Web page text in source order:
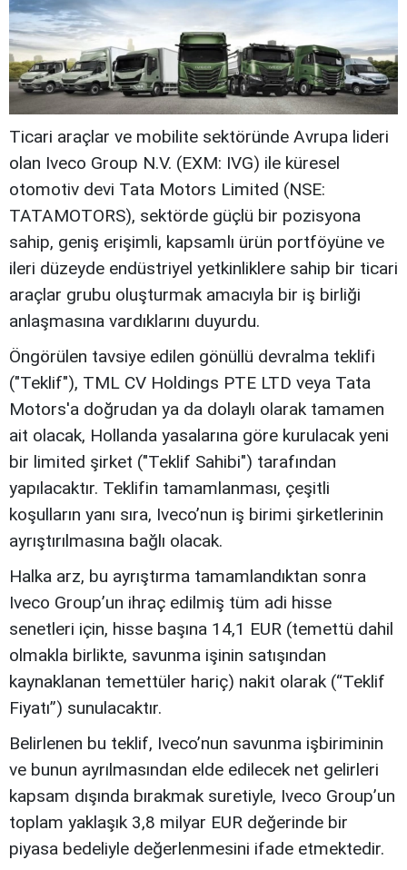
Ticari araçlar ve mobilite sektöründe Avrupa lideri
olan Iveco Group N.V. (EXM: IVG) ile küresel
otomotiv devi Tata Motors Limited (NSE:
TATAMOTORS), sektörde güçlü bir pozisyona
sahip, geniş erişimli, kapsamlı ürün portföyüne ve
ileri düzeyde endüstriyel yetkinliklere sahip bir ticari
araçlar grubu oluşturmak amacıyla bir iş birliği
anlaşmasına vardıklarını duyurdu.
Öngörülen tavsiye edilen gönüllü devralma teklifi
("Teklif"), TML CV Holdings PTE LTD veya Tata
Motors'a doğrudan ya da dolaylı olarak tamamen
ait olacak, Hollanda yasalarına göre kurulacak yeni
bir limited şirket ("Teklif Sahibi") tarafından
yapılacaktır. Teklifin tamamlanması, çeşitli
koşulların yanı sıra, Iveco’nun iş birimi şirketlerinin
ayrıştırılmasına bağlı olacak.
Halka arz, bu ayrıştırma tamamlandıktan sonra
Iveco Group’un ihraç edilmiş tüm adi hisse
senetleri için, hisse başına 14,1 EUR (temettü dahil
olmakla birlikte, savunma işinin satışından
kaynaklanan temettüler hariç) nakit olarak (“Teklif
Fiyatı”) sunulacaktır.
Belirlenen bu teklif, Iveco’nun savunma işbiriminin
ve bunun ayrılmasından elde edilecek net gelirleri
kapsam dışında bırakmak suretiyle, Iveco Group’un
toplam yaklaşık 3,8 milyar EUR değerinde bir
piyasa bedeliyle değerlenmesini ifade etmektedir.